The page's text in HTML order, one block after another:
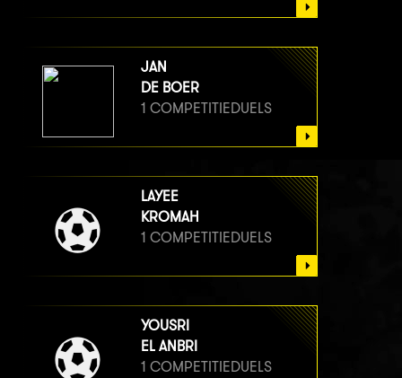
JAN
DE BOER
1 COMPETITIEDUELS
LAYEE
KROMAH
1 COMPETITIEDUELS
YOUSRI
EL ANBRI
1 COMPETITIEDUELS